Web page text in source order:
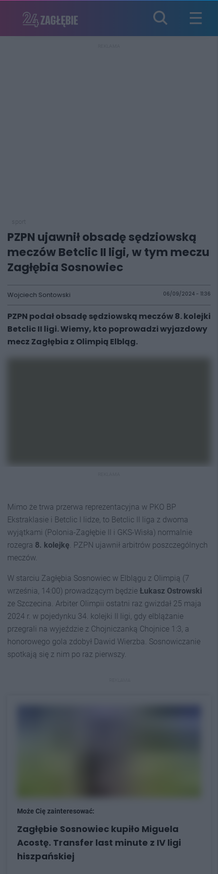
PZPN ujawnił obsadę sędziowską
meczów Betclic II ligi, w tym meczu
Zagłębia Sosnowiec
Wojciech Sontowski 06/09/2024 - 11:36
PZPN podał obsadę sędziowską meczów 8. kolejki
Betclic II ligi. Wiemy, kto poprowadzi wyjazdowy
mecz Zagłębia z Olimpią Elbląg.
Mimo że trwa przerwa reprezentacyjna w PKO BP
Ekstraklasie i Betclic I lidze, to Betclic II liga z dwoma
wyjątkami (Polonia-Zagłębie II i GKS-Wisła) normalnie
rozegra 8. kolejkę . PZPN ujawnił arbitrów poszczególnych
meczów.
W starciu Zagłębia Sosnowiec w Elblągu z Olimpią (7
września, 14:00) prowadzącym będzie Łukasz Ostrowski
ze Szczecina. Arbiter Olimpii ostatni raz gwizdał 25 maja
2024 r. w pojedynku 34. kolejki II ligi, gdy elblążanie
przegrali na wyjeździe z Chojniczanką Chojnice 1:3, a
honorowego gola zdobył Dawid Wierzba. Sosnowiczanie
spotkają się z nim po raz pierwszy.
Może Cię zainteresować:
Zagłębie Sosnowiec kupiło Miguela
Acostę. Transfer last minute z IV ligi
hiszpańskiej